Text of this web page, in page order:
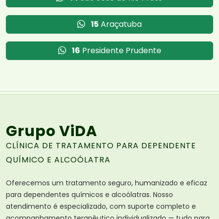
15 Araçatuba
16 Presidente Prudente
Grupo ViDA
CLÍNICA DE TRATAMENTO PARA DEPENDENTE
QUÍMICO E ALCOÓLATRA
Oferecemos um tratamento seguro, humanizado e eficaz
para dependentes químicos e alcoólatras. Nosso
atendimento é especializado, com suporte completo e